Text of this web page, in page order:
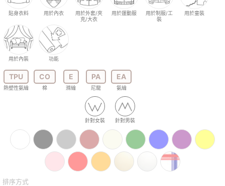
貼身衣料 用於內衣
用於外套/夾
克/大衣
用於運動服
用於制服/工
裝
用於童裝
用於內裝 功能
TPU
熱塑性氨綸
CO
棉
E
滌綸
PA
尼龍
EA
氨綸
針對女裝 針對男裝
排序方式